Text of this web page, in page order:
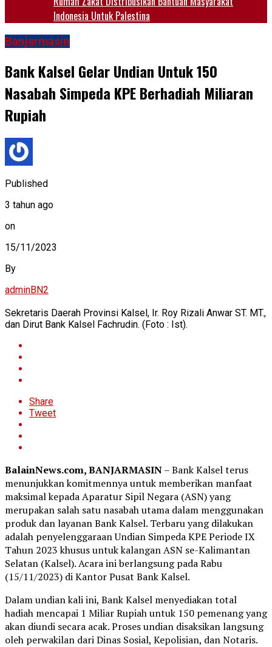
Indonesia Untuk Palestina
Banjarmasin
Bank Kalsel Gelar Undian Untuk 150
Nasabah Simpeda KPE Berhadiah Miliaran
Rupiah
Published
3 tahun ago
on
15/11/2023
By
adminBN2
Sekretaris Daerah Provinsi Kalsel, Ir. Roy Rizali Anwar ST. MT.,
dan Dirut Bank Kalsel Fachrudin. (Foto : Ist).
Share
Tweet
BalainNews.com, BANJARMASIN– Bank Kalsel terus
menunjukkan komitmennya untuk memberikan manfaat
maksimal kepada Aparatur Sipil Negara (ASN) yang
merupakan salah satu nasabah utama dalam menggunakan
produk dan layanan Bank Kalsel. Terbaru yang dilakukan
adalah penyelenggaraan Undian Simpeda KPE Periode IX
Tahun 2023 khusus untuk kalangan ASN se-Kalimantan
Selatan (Kalsel). Acara ini berlangsung pada Rabu
(15/11/2023) di Kantor Pusat Bank Kalsel.
Dalam undian kali ini, Bank Kalsel menyediakan total
hadiah mencapai 1 Miliar Rupiah untuk 150 pemenang yang
akan diundi secara acak. Proses undian disaksikan langsung
oleh perwakilan dari Dinas Sosial, Kepolisian, dan Notaris.